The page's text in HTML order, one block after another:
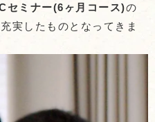
セミナー(6ヶ月コース)の
実したものとなってきま